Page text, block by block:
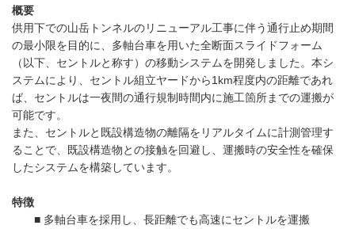
概要
供用下での山岳トンネルのリニューアル工事に伴う通行止め期間
の最小限を目的に、多軸台車を用いた全断面スライドフォーム
（以下、セントルと称す）の移動システムを開発しました。本シ
ステムにより、セントル組立ヤードから1km程度内の距離であれ
ば、セントルは一夜間の通行規制時間内に施工箇所までの運搬が
可能です。
また、セントルと既設構造物の離隔をリアルタイムに計測管理す
ることで、既設構造物との接触を回避し、運搬時の安全性を確保
したシステムを構築しています。
特徴
■ 多軸台車を採用し、長距離でも高速にセントルを運搬